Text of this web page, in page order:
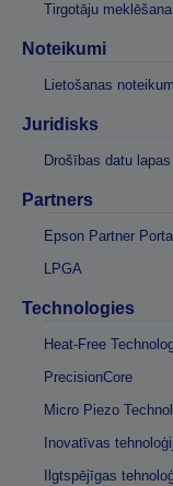
Tirgotāju meklēšana
Noteikumi
Lietošanas
Juridisks
Drošības datu lapas
Partners
Epson Partner Portal
LPGA
Technologies
Heat-Free
PrecisionCore
Micro Piezo
Inovatīvas
Ilgtspējīgas